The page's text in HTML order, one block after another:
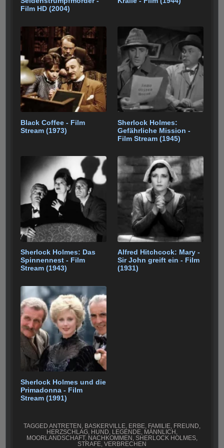
Film HD (2004)
Black Coffee - Film
Stream (1973)
Sherlock Holmes:
Gefährliche Mission -
Film Stream (1945)
Sherlock Holmes: Das
Spinnennest - Film
Stream (1943)
Alfred Hitchcock: Mary -
Sir John greift ein - Film
(1931)
Sherlock Holmes und die
Primadonna - Film
Stream (1991)
TAGGED ANTRETEN , BASKERVILLE, ERBE, FAMILIE, FREUND,
HERZSCHLAG, HUND, LEGENDE, MÄNNLICH ,
MOORLANDSCHAFT, NACHKOMMEN , SHERLOCK HOLMES,
STRAFE, VERBRECHEN